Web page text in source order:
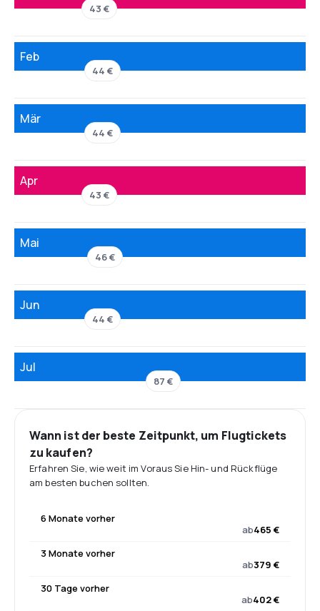
43 €
Feb
44 €
Mär
44 €
Apr
43 €
Mai
46 €
Jun
44 €
Jul
87 €
Wann ist der beste Zeitpunkt, um Flugtickets
zu kaufen?
Erfahren Sie, wie weit im Voraus Sie Hin- und Rückflüge
am besten buchen sollten.
6 Monate vorher
ab465 €
3 Monate vorher
ab379 €
30 Tage vorher
ab402 €